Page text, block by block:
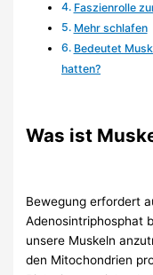
Faszienrolle
Mehr schlafen
Bedeutet
hatten?
Was ist
Bewegung erfordert
Adenosintriphosphat
unsere Muskeln
den Mitochondrien